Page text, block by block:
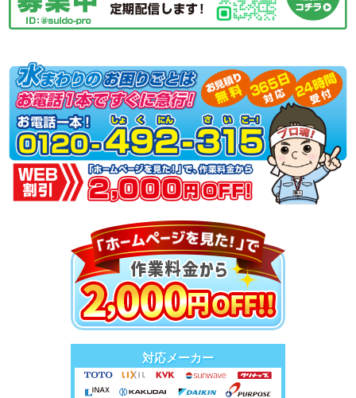
対応メーカー